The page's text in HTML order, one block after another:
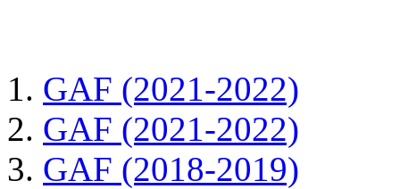
GAF (2021-2022)
GAF (2021-2022)
GAF (2018-2019)